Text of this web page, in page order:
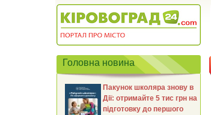
Головна новина
Пакунок школяра знову в
Дії: отримайте 5 тис грн на
підготовку до першого